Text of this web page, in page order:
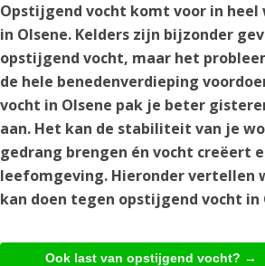
Opstijgend vocht komt voor in heel
in Olsene. Kelders zijn bijzonder
opstijgend vocht, maar het
de hele benedenverdieping
vocht in Olsene pak je beter
aan. Het kan de stabiliteit van je
gedrang brengen én vocht creëert
leefomgeving. Hieronder vertellen
kan doen tegen opstijgend vocht in
Ook last van opstijgend vocht? →